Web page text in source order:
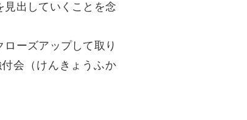
見出していくことを念
ーズアップして取り
会（けんきょうふか